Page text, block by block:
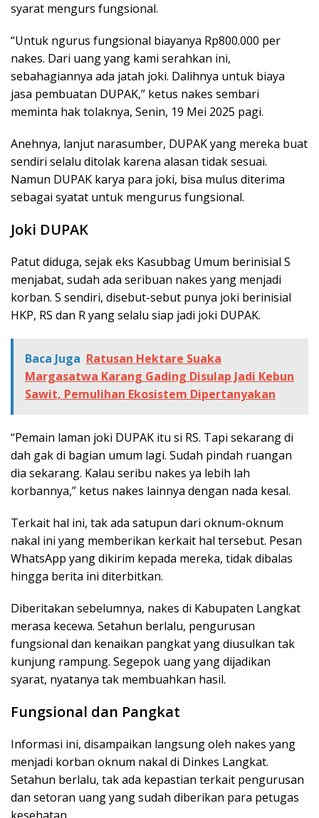
syarat mengurs fungsional.
“Untuk ngurus fungsional biayanya Rp800.000 per
nakes. Dari uang yang kami serahkan ini,
sebahagiannya ada jatah joki. Dalihnya untuk biaya
jasa pembuatan DUPAK,” ketus nakes sembari
meminta hak tolaknya, Senin, 19 Mei 2025 pagi.
Anehnya, lanjut narasumber, DUPAK yang mereka buat
sendiri selalu ditolak karena alasan tidak sesuai.
Namun DUPAK karya para joki, bisa mulus diterima
sebagai syatat untuk mengurus fungsional.
Joki DUPAK
Patut diduga, sejak eks Kasubbag Umum berinisial S
menjabat, sudah ada seribuan nakes yang menjadi
korban. S sendiri, disebut-sebut punya joki berinisial
HKP, RS dan R yang selalu siap jadi joki DUPAK.
Baca Juga Ratusan Hektare Suaka
Margasatwa Karang Gading Disulap Jadi Kebun
Sawit, Pemulihan Ekosistem Dipertanyakan
“Pemain laman joki DUPAK itu si RS. Tapi sekarang di
dah gak di bagian umum lagi. Sudah pindah ruangan
dia sekarang. Kalau seribu nakes ya lebih lah
korbannya,” ketus nakes lainnya dengan nada kesal.
Terkait hal ini, tak ada satupun dari oknum-oknum
nakal ini yang memberikan kerkait hal tersebut. Pesan
WhatsApp yang dikirim kepada mereka, tidak dibalas
hingga berita ini diterbitkan.
Diberitakan sebelumnya, nakes di Kabupaten Langkat
merasa kecewa. Setahun berlalu, pengurusan
fungsional dan kenaikan pangkat yang diusulkan tak
kunjung rampung. Segepok uang yang dijadikan
syarat, nyatanya tak membuahkan hasil.
Fungsional dan Pangkat
Informasi ini, disampaikan langsung oleh nakes yang
menjadi korban oknum nakal di Dinkes Langkat.
Setahun berlalu, tak ada kepastian terkait pengurusan
dan setoran uang yang sudah diberikan para petugas